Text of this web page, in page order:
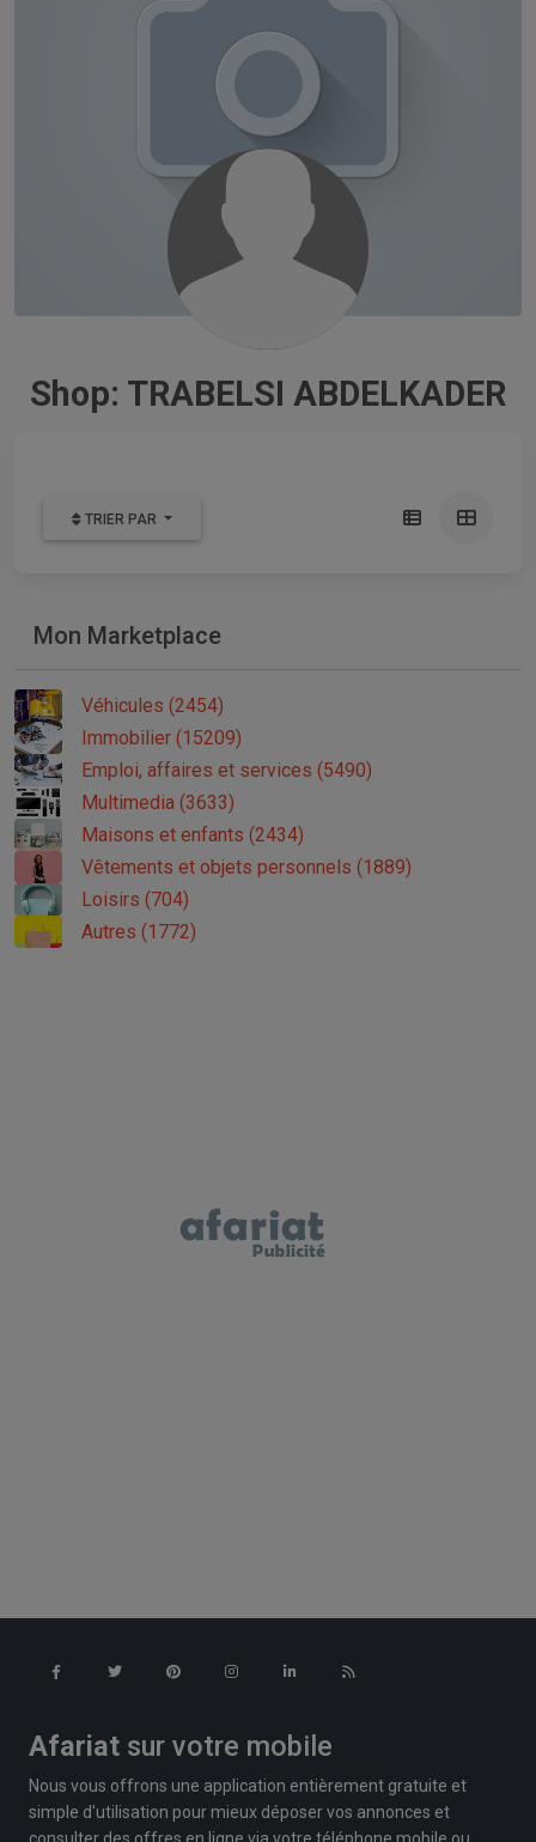
Shop: TRABELSI ABDELKADER
TRIER PAR
Mon Marketplace
Véhicules (2454)
Immobilier (15209)
Emploi, affaires et services (5490)
Multimedia (3633)
Maisons et enfants (2434)
Vêtements et objets personnels (1889)
Loisirs (704)
Autres (1772)
Afariat sur votre mobile
Nous vous offrons une application entièrement gratuite et
simple d'utilisation pour mieux déposer vos annonces et